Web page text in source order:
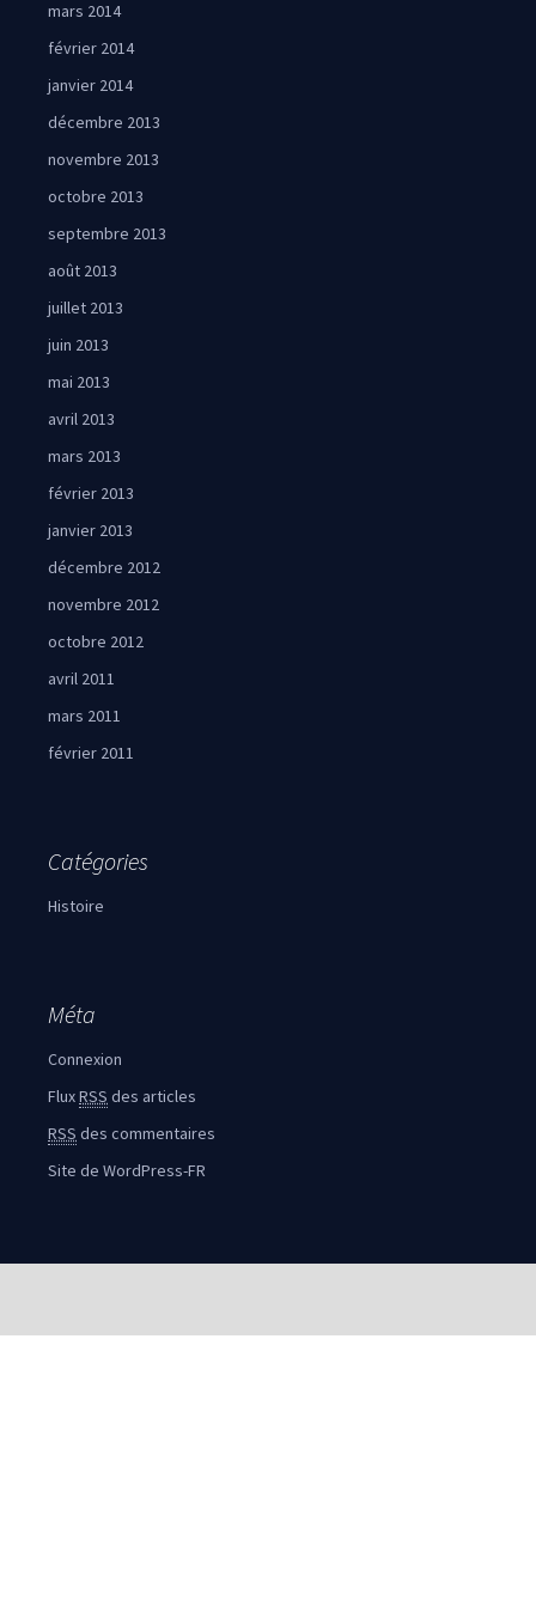
mars 2014
février 2014
janvier 2014
décembre 2013
novembre 2013
octobre 2013
septembre 2013
août 2013
juillet 2013
juin 2013
mai 2013
avril 2013
mars 2013
février 2013
janvier 2013
décembre 2012
novembre 2012
octobre 2012
avril 2011
mars 2011
février 2011
Catégories
Histoire
Méta
Connexion
FluxRSS des articles
RSS des commentaires
Site de WordPress-FR